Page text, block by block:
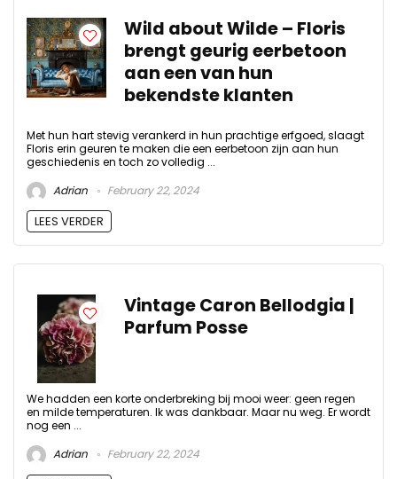
Wild about Wilde – Floris
brengt geurig eerbetoon
aan een van hun
bekendste klanten
Met hun hart stevig verankerd in hun prachtige erfgoed, slaagt
Floris erin geuren te maken die een eerbetoon zijn aan hun
geschiedenis en toch zo volledig ...
Adrian
February 22, 2024
LEES VERDER
Vintage Caron Bellodgia |
Parfum Posse
We hadden een korte onderbreking bij mooi weer: geen regen
en milde temperaturen. Ik was dankbaar. Maar nu weg. Er wordt
nog een ...
Adrian
February 22, 2024